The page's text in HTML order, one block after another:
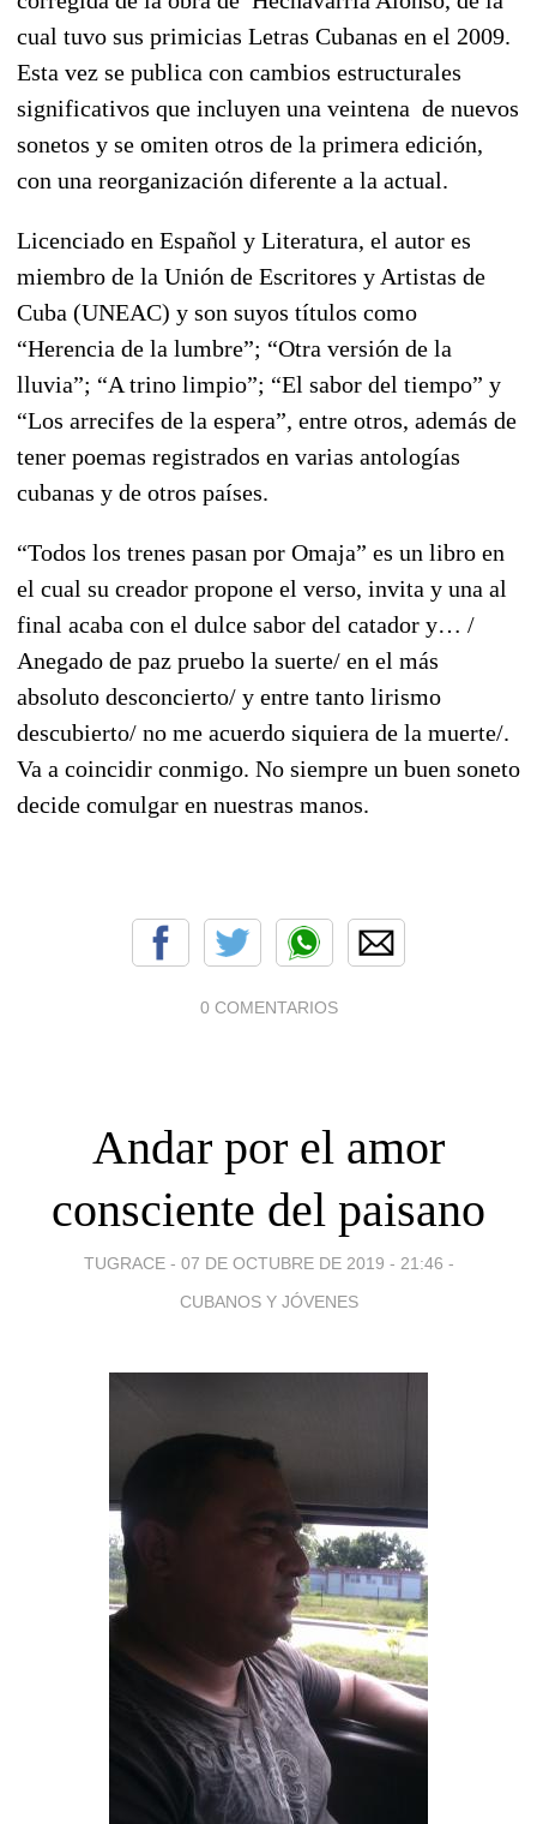
cual tuvo sus primicias Letras Cubanas en el 2009.
Esta vez se publica con cambios estructurales
significativos que incluyen una veintena de nuevos
sonetos y se omiten otros de la primera edición,
con una reorganización diferente a la actual.
Licenciado en Español y Literatura, el autor es
miembro de la Unión de Escritores y Artistas de
Cuba (UNEAC) y son suyos títulos como
“Herencia de la lumbre”; “Otra versión de la
lluvia”; “A trino limpio”; “El sabor del tiempo” y
“Los arrecifes de la espera”, entre otros, además de
tener poemas registrados en varias antologías
cubanas y de otros países.
“Todos los trenes pasan por Omaja” es un libro en
el cual su creador propone el verso, invita y una al
final acaba con el dulce sabor del catador y… /
Anegado de paz pruebo la suerte/ en el más
absoluto desconcierto/ y entre tanto lirismo
descubierto/ no me acuerdo siquiera de la muerte/.
Va a coincidir conmigo. No siempre un buen soneto
decide comulgar en nuestras manos.
0 COMENTARIOS
Andar por el amor
consciente del paisano
TUGRACE - 07 DE OCTUBRE DE 2019 - 21:46 -
CUBANOS Y JÓVENES